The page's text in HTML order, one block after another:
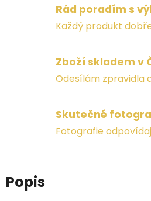
Rád poradím s
Každý produkt
Zboží skladem v
Odesílám zpravidla
Skutečné
Fotografie
Popis